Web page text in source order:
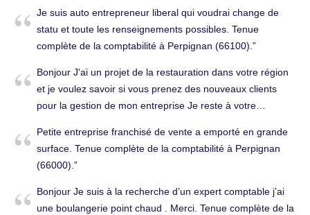
pour me proposer un devis ou un rendez-vous ? Merci
beaucoup, Cordialement, Déclarations fiscales à Perpignan
(66000).
Je suis auto entrepreneur liberal qui voudrai change de
statu et toute les renseignements possibles. Tenue
complète de la comptabilité à Perpignan (66100).
Bonjour J'ai un projet de la restauration dans votre région
et je voulez savoir si vous prenez des nouveaux clients
pour la gestion de mon entreprise Je reste à votre
Cordialement. Tenue complète de la comptabilité à
Perpignan (66100).
Petite entreprise franchisé de vente a emporté en grande
surface. Tenue complète de la comptabilité à Perpignan
(66000).
Bonjour Je suis à la recherche d’un expert comptable j’ai
une boulangerie point chaud . Merci. Tenue complète de la